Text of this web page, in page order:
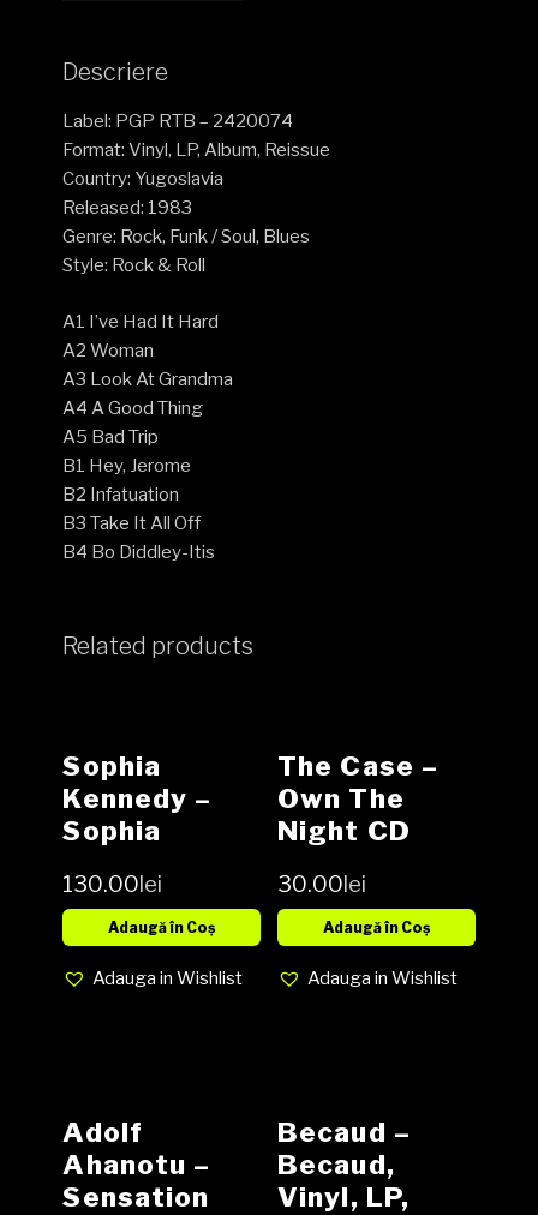
Descriere
Label: PGP RTB – 2420074
Format: Vinyl, LP, Album, Reissue
Country: Yugoslavia
Released: 1983
Genre: Rock, Funk / Soul, Blues
Style: Rock & Roll
A1 I’ve Had It Hard
A2 Woman
A3 Look At Grandma
A4 A Good Thing
A5 Bad Trip
B1 Hey, Jerome
B2 Infatuation
B3 Take It All Off
B4 Bo Diddley-Itis
Related products
Sophia
Kennedy ‎–
Sophia
Vinyl LP
130.00lei
Adaugă în Coș
Adauga in Wishlist
The Case –
Own The
Night CD
30.00lei
Adaugă în Coș
Adauga in Wishlist
Adolf
Ahanotu ‎–
Sensation
Becaud –
Becaud,
Vinyl, LP,